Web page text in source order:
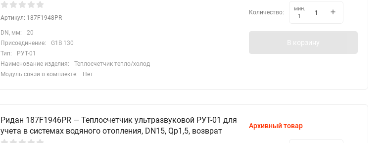
Артикул: 187F1948PR
DN, мм:
20
Присоединение:
G1B 130
Тип:
РУТ-01
Наименование изделия:
Теплосчетчик тепло/холод
Модуль связи в комплекте:
Нет
Количество:
мин.
1
В корзину
Ридан 187F1946PR — Теплосчетчик ультразвуковой РУТ-01 для
учета в системах водяного отопления, DN15, Qp1,5, возврат
Архивный товар